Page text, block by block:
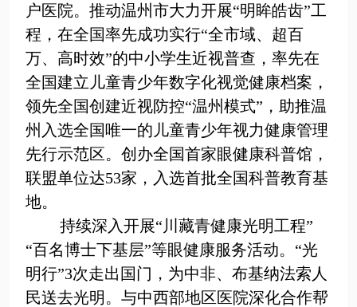
户医院。推动温州市大力开展“明眸皓齿”工
程，在全国率先成功实行“全市域、超百
万、高时效”的中小学生近视普查，率先在
全国建立儿童青少年数字化视觉健康档案，
领先全国创建近视防控“温州模式” ，助推温
州入选全国唯一的儿童青少年视力健康管理
先行示范区。创办全国首家眼健康科普馆，
联盟单位达53家，入选首批全国科普教育基
地。
持续深入开展“ 川藏青健康光明工程”
“百名博士下基层”等眼健康服务活动。“光
明行”3次走出国门，为中非、布基纳法索人
民送去光明。与中西部地区医院深化合作帮